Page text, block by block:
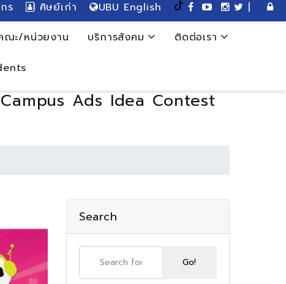
ร ศิษย์เก่า UBU English |
ณะ/หน่วยงาน บริการสังคม ติดต่อเรา
Ads Idea Contest
Search